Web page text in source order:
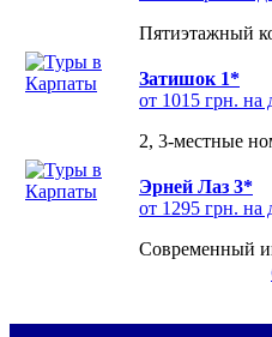
Пятиэтажный
Затишок 1*
от 1015 грн. на
2, 3-местные
Эрней Лаз 3*
от 1295 грн. на
Современный